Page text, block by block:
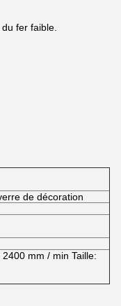
fer faible.
de décoration
mm / min Taille: